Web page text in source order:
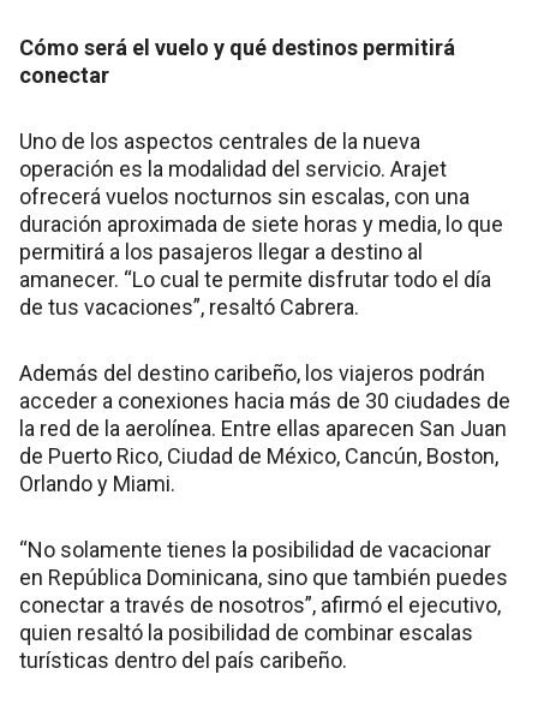
Cómo será el vuelo y qué destinos permitirá
conectar
Uno de los aspectos centrales de la nueva
operación es la modalidad del servicio. Arajet
ofrecerá vuelos nocturnos sin escalas, con una
duración aproximada de siete horas y media, lo que
permitirá a los pasajeros llegar a destino al
amanecer. “Lo cual te permite disfrutar todo el día
de tus vacaciones”, resaltó Cabrera.
Además del destino caribeño, los viajeros podrán
acceder a conexiones hacia más de 30 ciudades de
la red de la aerolínea. Entre ellas aparecen San Juan
de Puerto Rico, Ciudad de México, Cancún, Boston,
Orlando y Miami.
“No solamente tienes la posibilidad de vacacionar
en República Dominicana, sino que también puedes
conectar a través de nosotros”, afirmó el ejecutivo,
quien resaltó la posibilidad de combinar escalas
turísticas dentro del país caribeño.